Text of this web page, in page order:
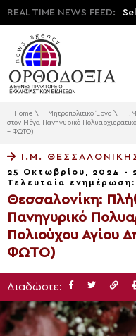
REAL TIME NEWS FEED:
Home \ Μητροπολιτικό Έργο \
στον Μέγα Πανηγυρικό
– ΦΩΤΟ)
Ι.Μ.
25 Οκτωβρίου, 2024 -
Τελευταία
Θεσσαλονίκη:
Πανηγυρικό
Πολιούχου Αγίου
ΦΩΤΟ)
Διαδώστε: